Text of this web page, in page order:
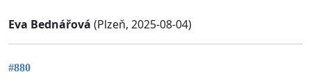
Eva Bednářová (Plzeň, 2025-08-04)
#880